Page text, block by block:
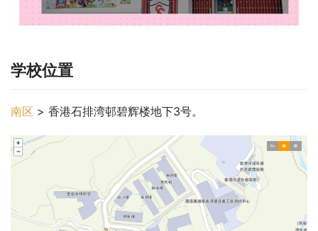
学校位置
南区 > 香港石排湾邨碧辉楼地下3号。